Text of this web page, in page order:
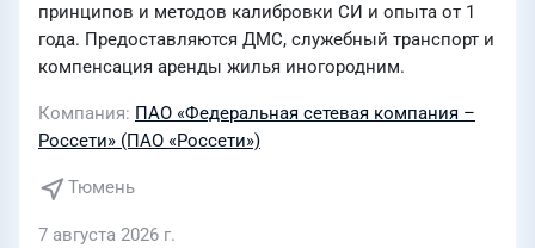
принципов и методов калибровки СИ и опыта от 1
года. Предоставляются ДМС, служебный транспорт и
компенсация аренды жилья иногородним.
Компания ПАО «Федеральная сетевая компания –
Россети» (ПАО «Россети»)
Тюмень
7 августа 2026 г.